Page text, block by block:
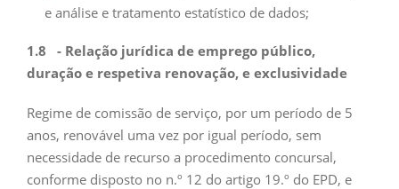
e análise e tratamento estatístico de dados;
1.8 - Relação jurídica de emprego público,
duração e respetiva renovação, e exclusividade
Regime de comissão de serviço, por um período de 5
anos, renovável uma vez por igual período, sem
necessidade de recurso a procedimento concursal,
conforme disposto no n.º 12 do artigo 19.º do EPD, e